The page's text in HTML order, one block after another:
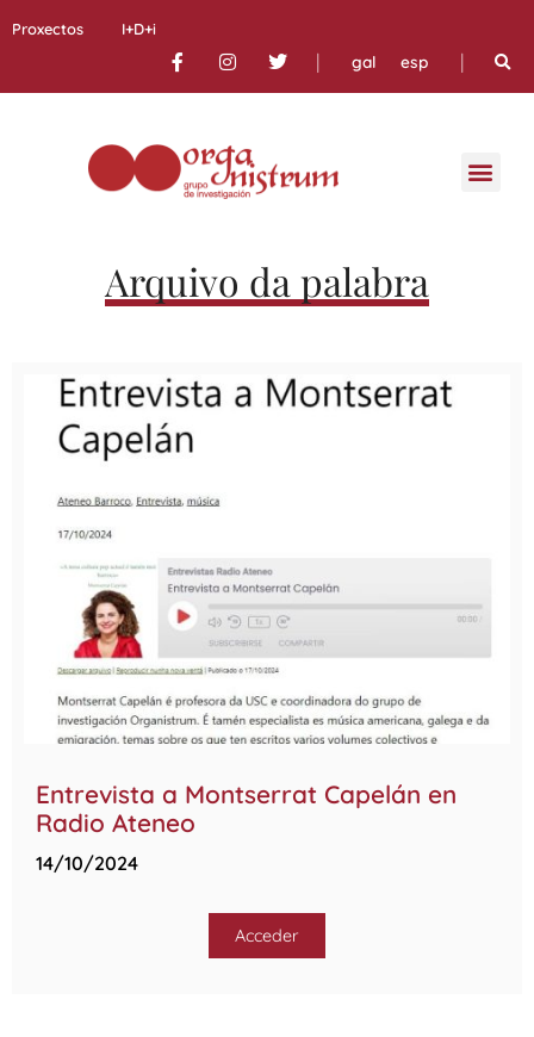
Proxectos I+D+i
| gal esp |
Arquivo da palabra
Entrevista a Montserrat Capelán en
Radio Ateneo
14/10/2024
Acceder